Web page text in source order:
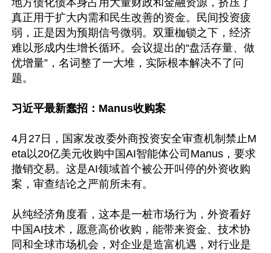
地方债化债本身占用大量财政和金融资源，挤压了
真正用于扩大内需和民生改善的资金。民间投资疲
弱，正是因为预期信号微弱。双重枷锁之下，经济
难以形成内生增长循环。会议提出的“盘活存量、做
优增量”，名词整了一大堆，实际根本解决不了问
题。
习近平最新蠢招：Manus收购案
4月27日，国家发改委外商投资安全审查机制禁止M
eta以20亿美元收购中国AI智能体公司Manus，要求
撤销交易。这是AI领域首个被公开叫停的外资收购
案，审查结论之严前所未有。
从纯经济角度看，这本是一桩市场行为，外资看好
中国AI技术，愿意高价收购，能带来资金、技术协
同和全球市场机会，对企业是造富机遇，对行业是